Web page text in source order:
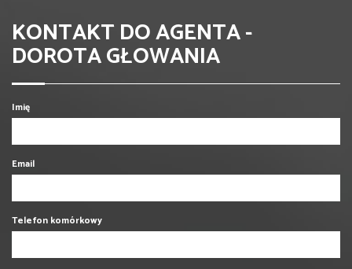
KONTAKT DO AGENTA -
DOROTA GŁOWANIA
Imię
Email
Telefon komórkowy